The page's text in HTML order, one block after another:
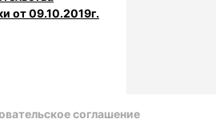
от 09.10.2019г.
соглашение